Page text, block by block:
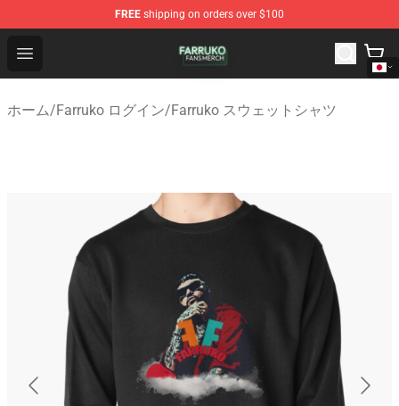
FREE shipping on orders over $100
Open menu
Farruko Shop - Official Farruko Merchandise Store
ホーム/Farruko ログイン/Farruko スウェットシャツ